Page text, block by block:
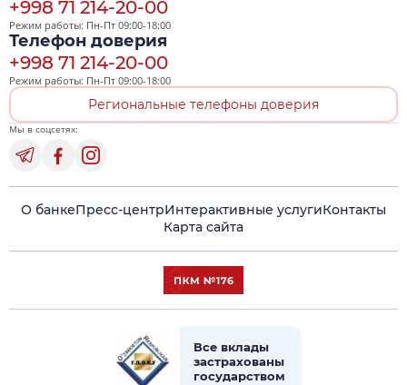
+998 71 214-20-00
Режим работы: Пн-Пт 09:00-18:00
Телефон доверия
+998 71 214-20-00
Режим работы: Пн-Пт 09:00-18:00
Региональные телефоны доверия
Мы в соцсетях:
О банкеПресс-центрИнтерактивные услугиКонтакты
Карта сайта
Все вклады
застрахованы
государством